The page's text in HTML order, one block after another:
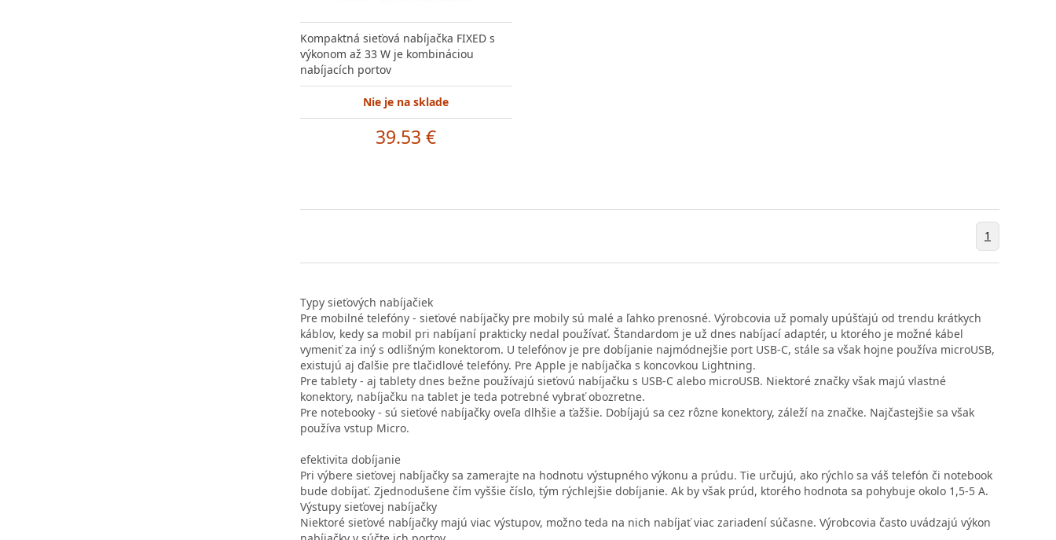
Kompaktná sieťová nabíjačka FIXED s
výkonom až 33 W je kombináciou
nabíjacích portov
Nie je na sklade
39.53 €
1
Typy sieťových nabíjačiek
Pre mobilné telefóny - sieťové nabíjačky pre mobily sú malé a ľahko prenosné. Výrobcovia už pomaly upúšťajú od trendu krátkych
káblov, kedy sa mobil pri nabíjaní prakticky nedal používať. Štandardom je už dnes nabíjací adaptér, u ktorého je možné kábel
vymeniť za iný s odlišným konektorom. U telefónov je pre dobíjanie najmódnejšie port USB-C, stále sa však hojne používa microUSB,
existujú aj ďalšie pre tlačidlové telefóny. Pre Apple je nabíjačka s koncovkou Lightning.
Pre tablety - aj tablety dnes bežne používajú sieťovú nabíjačku s USB-C alebo microUSB. Niektoré značky však majú vlastné
konektory, nabíjačku na tablet je teda potrebné vybrať obozretne.
Pre notebooky - sú sieťové nabíjačky oveľa dlhšie a ťažšie. Dobíjajú sa cez rôzne konektory, záleží na značke. Najčastejšie sa však
používa vstup Micro.
efektivita dobíjanie
Pri výbere sieťovej nabíjačky sa zamerajte na hodnotu výstupného výkonu a prúdu. Tie určujú, ako rýchlo sa váš telefón či notebook
bude dobíjať. Zjednodušene čím vyššie číslo, tým rýchlejšie dobíjanie. Ak by však prúd, ktorého hodnota sa pohybuje okolo 1,5-5 A.
Výstupy sieťovej nabíjačky
Niektoré sieťové nabíjačky majú viac výstupov, možno teda na nich nabíjať viac zariadení súčasne. Výrobcovia často uvádzajú výkon